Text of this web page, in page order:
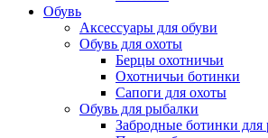
Обувь
Аксессуары для обуви
Обувь для охоты
Берцы охотничьи
Охотничьи ботинки
Сапоги для охоты
Обувь для рыбалки
Забродные ботинки для